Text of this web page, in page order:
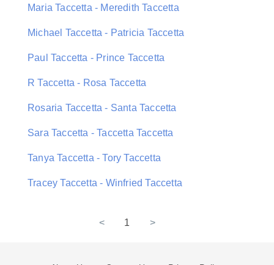
Maria Taccetta - Meredith Taccetta
Michael Taccetta - Patricia Taccetta
Paul Taccetta - Prince Taccetta
R Taccetta - Rosa Taccetta
Rosaria Taccetta - Santa Taccetta
Sara Taccetta - Taccetta Taccetta
Tanya Taccetta - Tory Taccetta
Tracey Taccetta - Winfried Taccetta
< 1 >